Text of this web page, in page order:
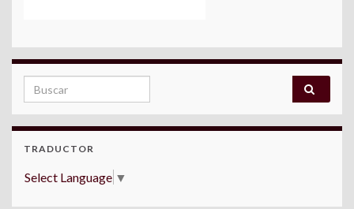
Search for:
TRADUCTOR
Select Language ▼